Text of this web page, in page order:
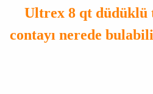
Ultrex 8 qt düdüklü
contayı nerede